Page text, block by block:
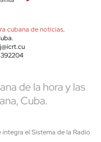
cubana de noticias.
de la hora y las
Cuba.
el Sistema de la Radio